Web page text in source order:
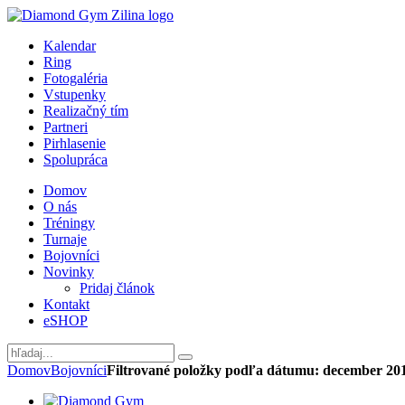
Kalendar
Ring
Fotogaléria
Vstupenky
Realizačný tím
Partneri
Pirhlasenie
Spolupráca
Domov
O nás
Tréningy
Turnaje
Bojovníci
Novinky
Pridaj článok
Kontakt
eSHOP
DomovBojovníciFiltrované položky podľa dátumu: december